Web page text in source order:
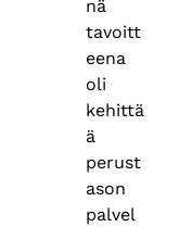
nä
tavoitt
eena
oli
kehittä
ä
perust
ason
palvel